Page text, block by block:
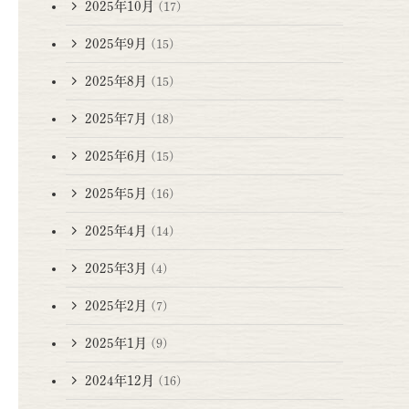
2025年10月 (17)
2025年9月 (15)
2025年8月 (15)
2025年7月 (18)
2025年6月 (15)
2025年5月 (16)
2025年4月 (14)
2025年3月 (4)
2025年2月 (7)
2025年1月 (9)
2024年12月 (16)